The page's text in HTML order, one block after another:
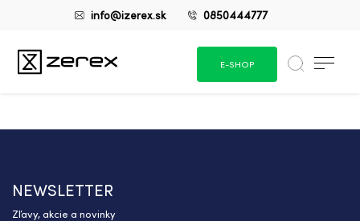
info@izerex.sk 0850444777
E-SHOP
NEWSLETTER
Zľavy, akcie a novinky